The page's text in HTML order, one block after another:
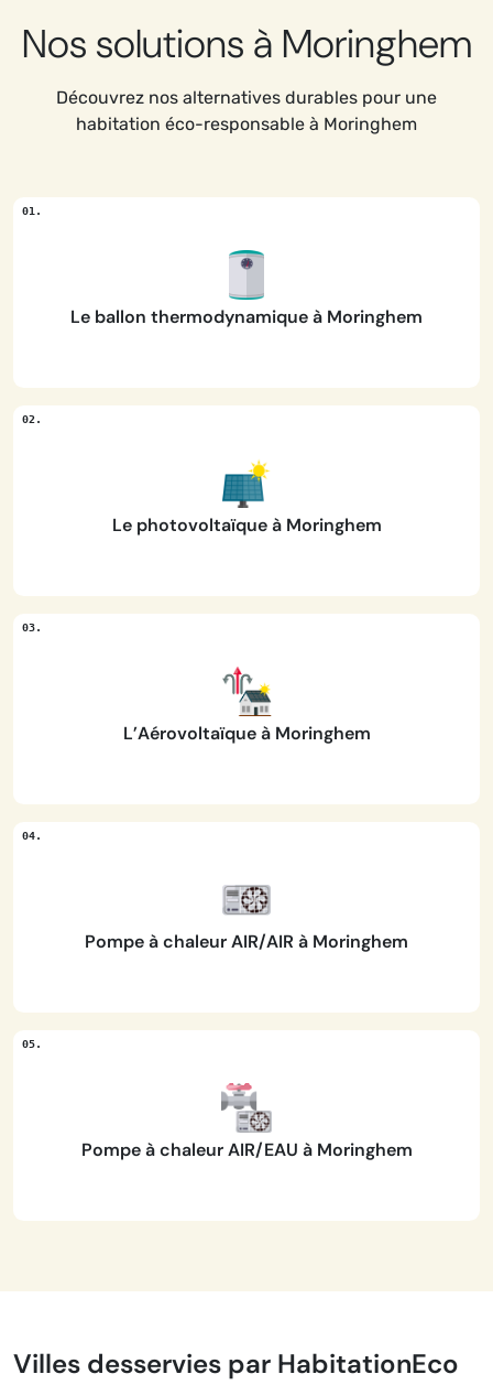
Nos solutions à Moringhem
Découvrez nos alternatives durables pour une
habitation éco-responsable à Moringhem
Le ballon thermodynamique à Moringhem
Le photovoltaïque à Moringhem
L’Aérovoltaïque à Moringhem
Pompe à chaleur AIR/AIR à Moringhem
Pompe à chaleur AIR/EAU à Moringhem
Villes desservies par HabitationEco